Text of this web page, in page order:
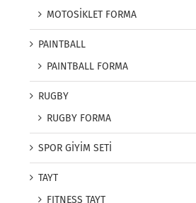
MOTOSİKLET FORMA
PAINTBALL
PAINTBALL FORMA
RUGBY
RUGBY FORMA
SPOR GİYİM SETİ
TAYT
FITNESS TAYT